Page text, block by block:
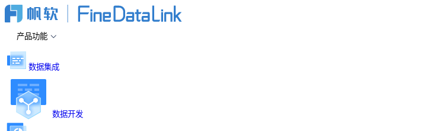
产品功能
数据集成
数据开发